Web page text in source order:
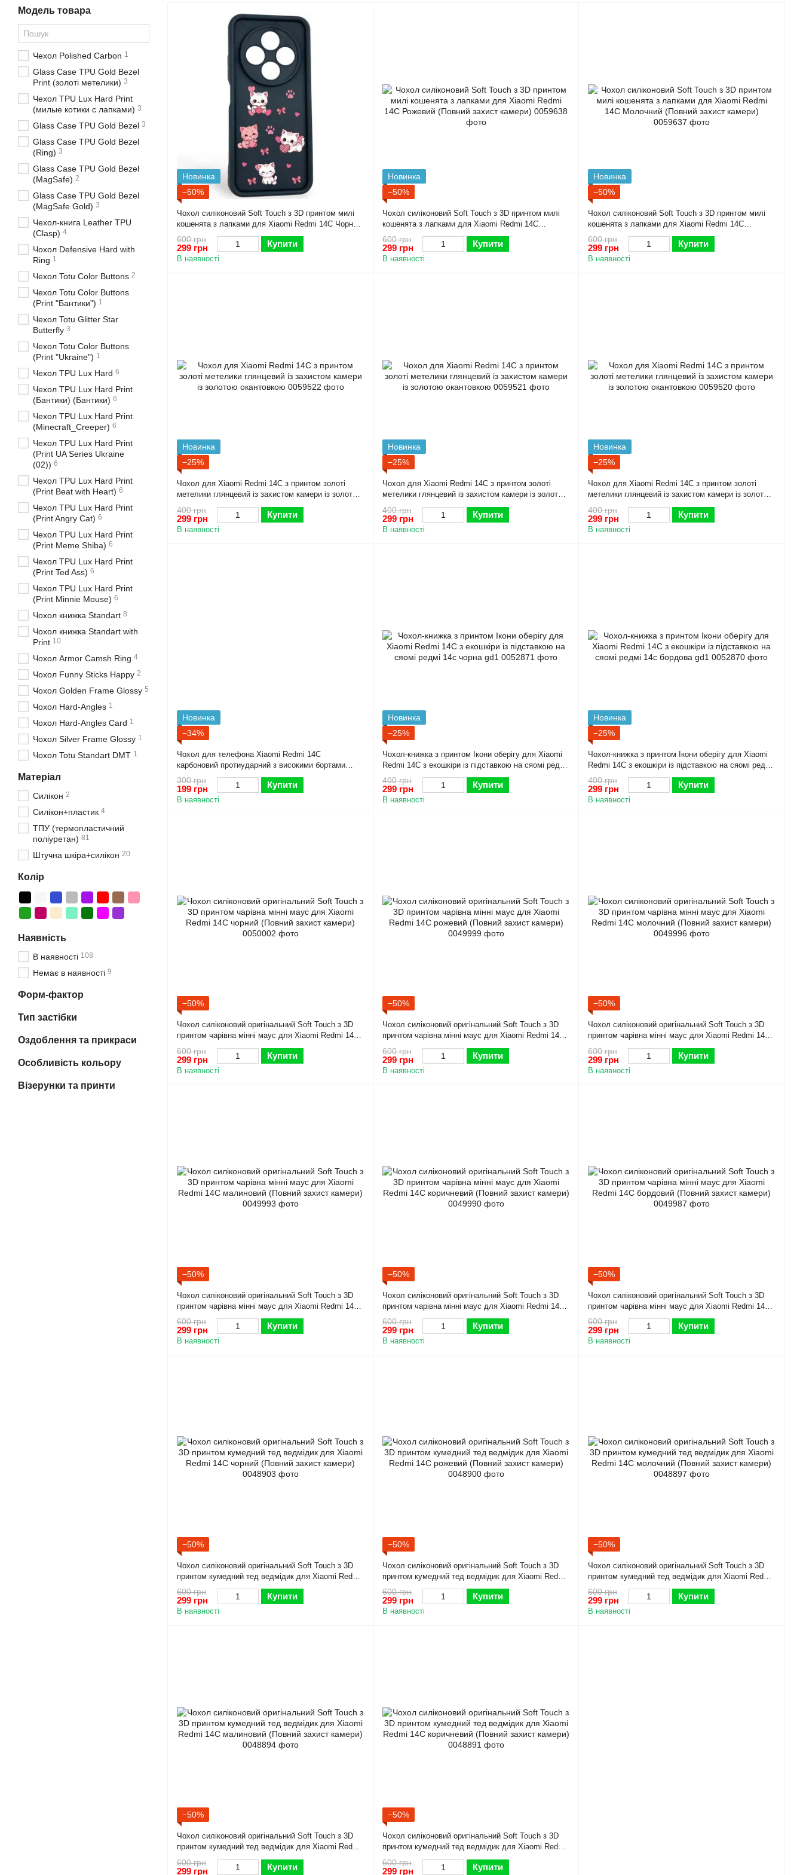
Новинка
−50%
Чохол силіконовий Soft Touch з 3D принтом милі
кошенята з лапками для Xiaomi Redmi 14C Чорний
(Повний захист камери)
600 грн
299 грн Купити
В наявності
Новинка
−50%
Чохол силіконовий Soft Touch з 3D принтом милі
кошенята з лапками для Xiaomi Redmi 14C
Рожевий (Повний захист камери)
600 грн
299 грн Купити
В наявності
Новинка
−50%
Чохол силіконовий Soft Touch з 3D принтом милі
кошенята з лапками для Xiaomi Redmi 14C
Молочний (Повний захист камери)
600 грн
299 грн Купити
В наявності
Новинка
−25%
Чохол для Xiaomi Redmi 14C з принтом золоті
метелики глянцевий із захистом камери із золотою
окантовкою
400 грн
299 грн Купити
В наявності
Новинка
−25%
Чохол для Xiaomi Redmi 14C з принтом золоті
метелики глянцевий із захистом камери із золотою
окантовкою
400 грн
299 грн Купити
В наявності
Новинка
−25%
Чохол для Xiaomi Redmi 14C з принтом золоті
метелики глянцевий із захистом камери із золотою
окантовкою
400 грн
299 грн Купити
В наявності
Новинка
−34%
Чохол для телефона Xiaomi Redmi 14C
карбоновий протиударний з високими бортами
чорний
300 грн
199 грн Купити
В наявності
Новинка
−25%
Чохол-книжка з принтом Ікони оберігу для Xiaomi
Redmi 14C з екошкіри із підставкою на сяомі редмі
14с чорна gd1
400 грн
299 грн Купити
В наявності
Новинка
−25%
Чохол-книжка з принтом Ікони оберігу для Xiaomi
Redmi 14C з екошкіри із підставкою на сяомі редмі
14с бордова gd1
400 грн
299 грн Купити
В наявності
−50%
Чохол силіконовий оригінальний Soft Touch з 3D
принтом чарівна мінні маус для Xiaomi Redmi 14C
чорний (Повний захист камери)
600 грн
299 грн Купити
В наявності
−50%
Чохол силіконовий оригінальний Soft Touch з 3D
принтом чарівна мінні маус для Xiaomi Redmi 14C
рожевий (Повний захист камери)
600 грн
299 грн Купити
В наявності
−50%
Чохол силіконовий оригінальний Soft Touch з 3D
принтом чарівна мінні маус для Xiaomi Redmi 14C
молочний (Повний захист камери)
600 грн
299 грн Купити
В наявності
−50%
Чохол силіконовий оригінальний Soft Touch з 3D
принтом чарівна мінні маус для Xiaomi Redmi 14C
малиновий (Повний захист камери)
600 грн
299 грн Купити
В наявності
−50%
Чохол силіконовий оригінальний Soft Touch з 3D
принтом чарівна мінні маус для Xiaomi Redmi 14C
коричневий (Повний захист камери)
600 грн
299 грн Купити
В наявності
−50%
Чохол силіконовий оригінальний Soft Touch з 3D
принтом чарівна мінні маус для Xiaomi Redmi 14C
бордовий (Повний захист камери)
600 грн
299 грн Купити
В наявності
−50%
Чохол силіконовий оригінальний Soft Touch з 3D
принтом кумедний тед ведмідик для Xiaomi Redmi
14C чорний (Повний захист камери)
600 грн
299 грн Купити
В наявності
−50%
Чохол силіконовий оригінальний Soft Touch з 3D
принтом кумедний тед ведмідик для Xiaomi Redmi
14C рожевий (Повний захист камери)
600 грн
299 грн Купити
В наявності
−50%
Чохол силіконовий оригінальний Soft Touch з 3D
принтом кумедний тед ведмідик для Xiaomi Redmi
14C молочний (Повний захист камери)
600 грн
299 грн Купити
В наявності
−50%
Чохол силіконовий оригінальний Soft Touch з 3D
принтом кумедний тед ведмідик для Xiaomi Redmi
14C малиновий (Повний захист камери)
600 грн
299 грн Купити
−50%
Чохол силіконовий оригінальний Soft Touch з 3D
принтом кумедний тед ведмідик для Xiaomi Redmi
14C коричневий (Повний захист камери)
600 грн
299 грн Купити
Модель товара
Чехол Polished Carbon 1
Glass Case TPU Gold Bezel
Print (золоті метелики) 3
Чехол TPU Lux Hard Print
(милые котики с лапками) 3
Glass Case TPU Gold Bezel 3
Glass Case TPU Gold Bezel
(Ring) 3
Glass Case TPU Gold Bezel
(MagSafe) 2
Glass Case TPU Gold Bezel
(MagSafe Gold) 3
Чехол-книга Leather TPU
(Clasp) 4
Чохол Defensive Hard with
Ring 1
Чехол Totu Color Buttons 2
Чехол Totu Color Buttons
(Print "Бантики") 1
Чехол Totu Glitter Star
Butterfly 3
Чехол Totu Color Buttons
(Print "Ukraine") 1
Чехол TPU Lux Hard 6
Чехол TPU Lux Hard Print
(Бантики) (Бантики) 6
Чехол TPU Lux Hard Print
(Minecraft_Creeper) 6
Чехол TPU Lux Hard Print
(Print UA Series Ukraine
(02)) 6
Чехол TPU Lux Hard Print
(Print Beat with Heart) 6
Чехол TPU Lux Hard Print
(Print Angry Cat) 6
Чехол TPU Lux Hard Print
(Print Meme Shiba) 6
Чехол TPU Lux Hard Print
(Print Ted Ass) 6
Чехол TPU Lux Hard Print
(Print Minnie Mouse) 6
Чохол книжка Standart 8
Чохол книжка Standart with
Print 10
Чохол Armor Camsh Ring 4
Чохол Funny Sticks Happy 2
Чохол Golden Frame Glossy 5
Чохол Hard-Angles 1
Чохол Hard-Angles Card 1
Чохол Silver Frame Glossy 1
Чохол Totu Standart DMT 1
Матеріал
Силікон 2
Силікон+пластик 4
ТПУ (термопластичний
поліуретан) 81
Штучна шкіра+силікон 20
Колір
Наявність
В наявності 108
Немає в наявності 9
Форм-фактор
Тип застібки
Оздоблення та прикраси
Особливість кольору
Візерунки та принти